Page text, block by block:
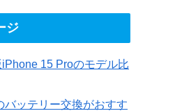
ジ
15 Proのモデル比
ッテリー交換がおすす